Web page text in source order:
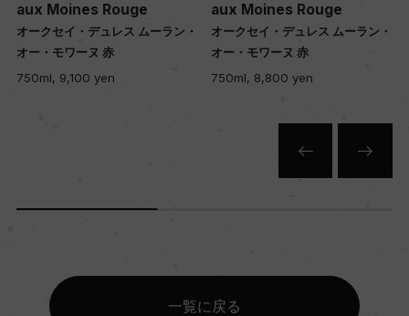
・
aux Moines Rouge
オークセイ・デュレス ムーラン・
オー・モワーヌ 赤
750ml, 8,800 yen
aux Moines Rouge
オークセイ・デュレス ムーラン
オー・モワーヌ 赤
750ml, 7,950 yen
一覧に戻る